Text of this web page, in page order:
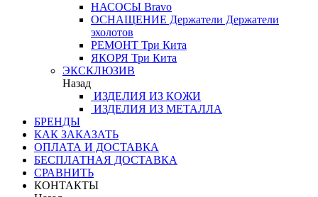
НАСОСЫ Bravo
ОСНАЩЕНИЕ Держатели Держатели
эхолотов
РЕМОНТ Три Кита
ЯКОРЯ Три Кита
ЭКСКЛЮЗИВ
Назад
ИЗДЕЛИЯ ИЗ КОЖИ
ИЗДЕЛИЯ ИЗ МЕТАЛЛА
БРЕНДЫ
КАК ЗАКАЗАТЬ
ОПЛАТА И ДОСТАВКА
БЕСПЛАТНАЯ ДОСТАВКА
СРАВНИТЬ
КОНТАКТЫ